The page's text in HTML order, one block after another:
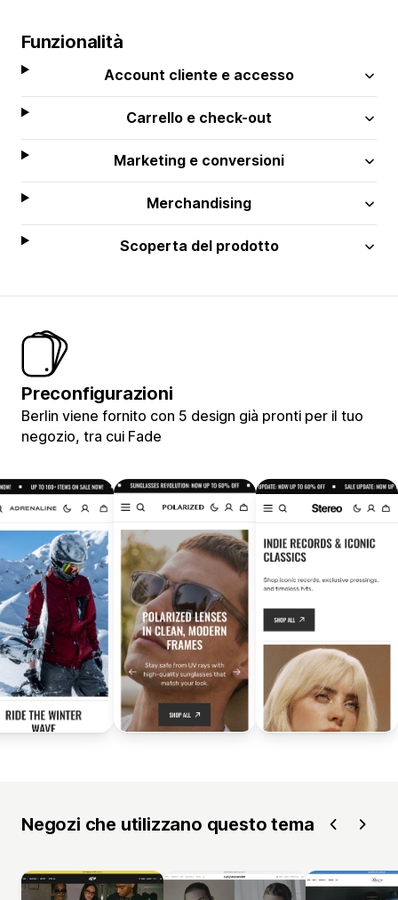
Funzionalità
Account cliente e accesso
Carrello e check-out
Marketing e conversioni
Merchandising
Scoperta del prodotto
Preconfigurazioni
Berlin viene fornito con 5 design già pronti per il tuo
negozio, tra cui Fade
Negozi che utilizzano questo tema